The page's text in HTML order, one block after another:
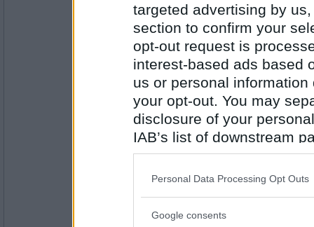
targeted advertising by
section to confirm your
opt-out request is
interest-based ads based
us or personal
your opt-out. You may
disclosure of your
IAB’s list of downstream
also be disclosed by us
Downstream Participants
Please note that this
Personal Data Processing Opt Outs
Google consents
- Ej medlem längre
6106
Jetplan
Prärieklocka
Langett